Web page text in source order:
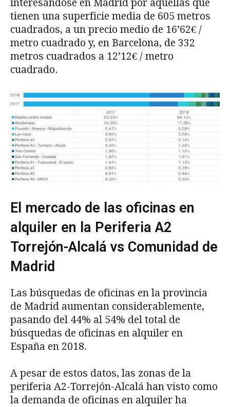
interesándose en Madrid por aquellas que
tienen una superficie media de 605 metros
cuadrados, a un precio medio de 16’62€ /
metro cuadrado y, en Barcelona, de 332
metros cuadrados a 12’12€ / metro
cuadrado.
El mercado de las oficinas en
alquiler en la Periferia A2
Torrejón-Alcalá vs Comunidad de
Madrid
Las búsquedas de oficinas en la provincia
de Madrid aumentan considerablemente,
pasando del 44% al 54% del total de
búsquedas de oficinas en alquiler en
España en 2018.
A pesar de estos datos, las zonas de la
periferia A2-Torrejón-Alcalá han visto como
la demanda de oficinas en alquiler ha